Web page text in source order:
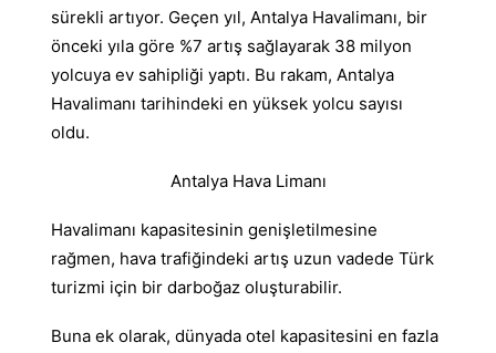
sürekli artıyor. Geçen yıl, Antalya Havalimanı, bir
önceki yıla göre %7 artış sağlayarak 38 milyon
yolcuya ev sahipliği yaptı. Bu rakam, Antalya
Havalimanı tarihindeki en yüksek yolcu sayısı
oldu.
Antalya Hava Limanı
Havalimanı kapasitesinin genişletilmesine
rağmen, hava trafiğindeki artış uzun vadede Türk
turizmi için bir darboğaz oluşturabilir.
Buna ek olarak, dünyada otel kapasitesini en fazla